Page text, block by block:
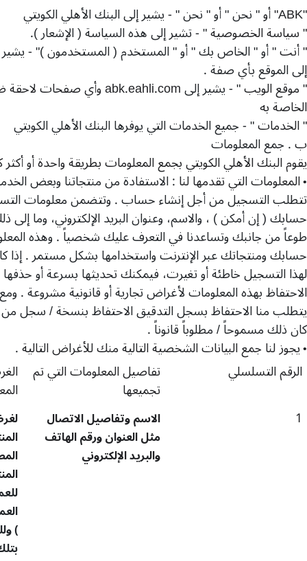
"ABK" أو"نحن"أو"نحن" -يشير إلى البنك الأهلي الكويتي
"سياسة الخصوصية" -تشير إلى هذه السياسة(الإشعار).
"أنت"أو"الخاص بك"أو"المستخدم(المستخدمون)" -
إلى الموقع بأي صفة.
"موقع الويب" -يشير إلىabk.eahli.comوأي صفحات لاحقة
الخاصة به
"الخدمات" -جميع الخدمات التي يوفرها البنك الأهلي الكويتي
ب.جمع المعلومات
يقوم البنك الأهلي الكويتي بجمع المعلومات بطريقة واحدة أو
•المعلومات التي تقدمها لنا:الاستفادة من منتجاتنا وبعض
تتطلب التسجيل من أجل إنشاء حساب.وتتضمن معلومات
حسابك(إن أمكن) ، والاسم، وعنوان البريد الإلكتروني، وما إلى
طوعاً من جانبك وتساعدنا في التعرف عليك شخصياً.وهذه
حسابك ومنتجاتك عبر الإنترنت واستخدامها بشكل مستمر.إذا
لهذا التسجيل خاطئة أو تغيرت، فيمكنك تحديثها بسرعة أو حذفها
الاحتفاظ بهذه المعلومات لأغراض تجارية أو قانونية مشروعة.
يتطلب منا الاحتفاظ بسجل التدقيق الاحتفاظ بنسخة/سجل من
كان ذلك مسموحاً/مطلوباً قانوناً.
•يجوز لنا جمع البيانات الشخصية التالية منك للأغراض التالية.
الرقم التسلسلي
تفاصيل المعلومات التي تم
تجميعها
1
الاسم وتفاصيل الاتصال
مثل العنوان ورقم الهاتف
والبريد الإلكتروني
)